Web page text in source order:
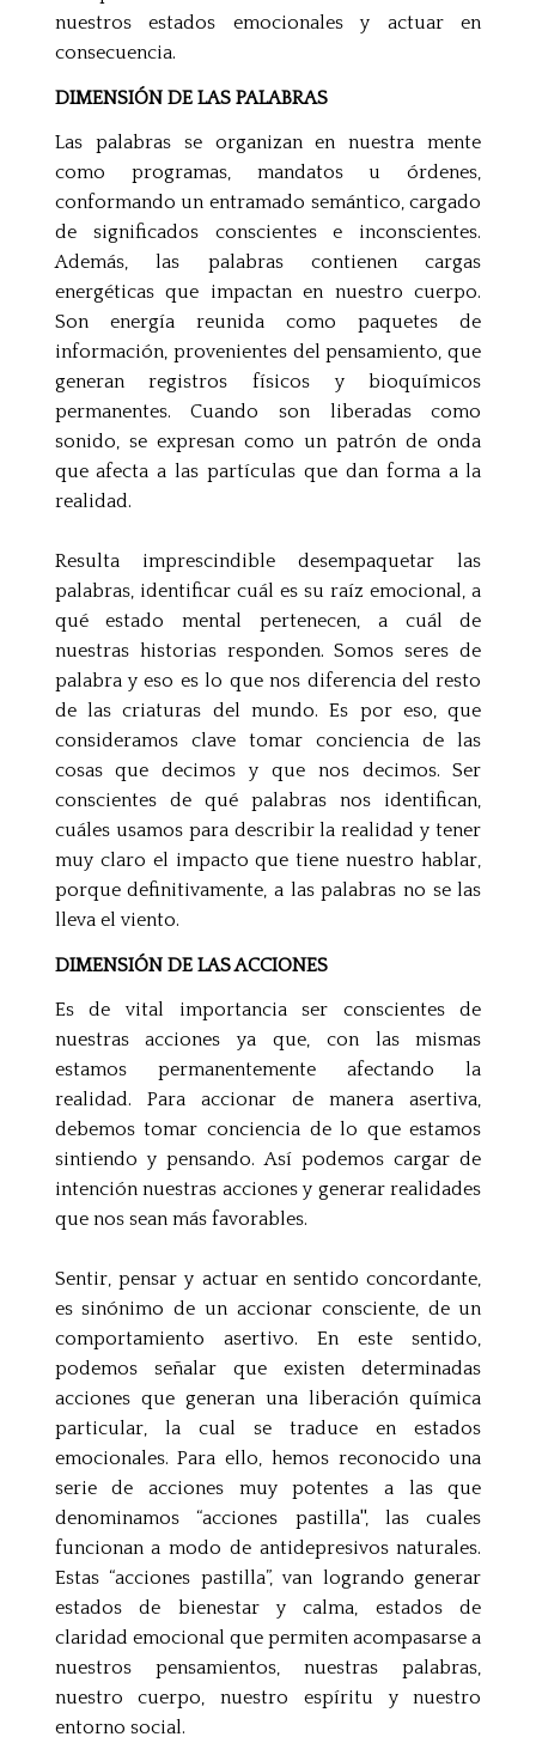
nuestros estados emocionales y actuar en
consecuencia.
DIMENSIÓN DE LAS PALABRAS
Las palabras se organizan en nuestra mente
como programas, mandatos u órdenes,
conformando un entramado semántico, cargado
de significados conscientes e inconscientes.
Además, las palabras contienen cargas
energéticas que impactan en nuestro cuerpo.
Son energía reunida como paquetes de
información, provenientes del pensamiento, que
generan registros físicos y bioquímicos
permanentes. Cuando son liberadas como
sonido, se expresan como un patrón de onda
que afecta a las partículas que dan forma a la
realidad.
Resulta imprescindible desempaquetar las
palabras, identificar cuál es su raíz emocional, a
qué estado mental pertenecen, a cuál de
nuestras historias responden. Somos seres de
palabra y eso es lo que nos diferencia del resto
de las criaturas del mundo. Es por eso, que
consideramos clave tomar conciencia de las
cosas que decimos y que nos decimos. Ser
conscientes de qué palabras nos identifican,
cuáles usamos para describir la realidad y tener
muy claro el impacto que tiene nuestro hablar,
porque definitivamente, a las palabras no se las
lleva el viento.
DIMENSIÓN DE LAS ACCIONES
Es de vital importancia ser conscientes de
nuestras acciones ya que, con las mismas
estamos permanentemente afectando la
realidad. Para accionar de manera asertiva,
debemos tomar conciencia de lo que estamos
sintiendo y pensando. Así podemos cargar de
intención nuestras acciones y generar realidades
que nos sean más favorables.
Sentir, pensar y actuar en sentido concordante,
es sinónimo de un accionar consciente, de un
comportamiento asertivo. En este sentido,
podemos señalar que existen determinadas
acciones que generan una liberación química
particular, la cual se traduce en estados
emocionales. Para ello, hemos reconocido una
serie de acciones muy potentes a las que
denominamos “acciones pastilla'', las cuales
funcionan a modo de antidepresivos naturales.
Estas “acciones pastilla”, van logrando generar
estados de bienestar y calma, estados de
claridad emocional que permiten acompasarse a
nuestros pensamientos, nuestras palabras,
nuestro cuerpo, nuestro espíritu y nuestro
entorno social.